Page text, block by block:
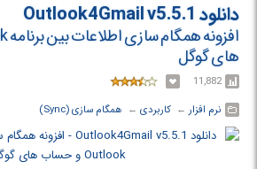
دانلود Outlook4Gmail v5.5.1
های گوگل
11,882
نرم افزار ← ‏ کاربردی ← ‏ همگام سازی (Sync)